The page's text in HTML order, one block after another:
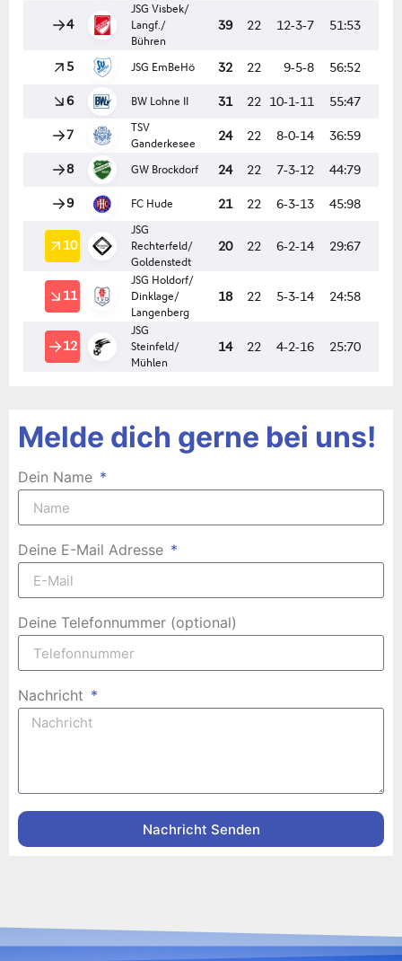
Melde dich gerne bei uns!
Dein Name
Deine E-Mail Adresse
Deine Telefonnummer (optional)
Nachricht
Nachricht Senden